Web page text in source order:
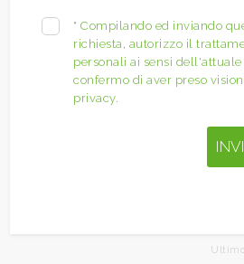
*Compilando ed inviando
richiesta, autorizzo il
personali ai sensi
confermo di aver preso
privacy.